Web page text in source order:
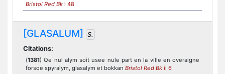
Bristol Red Bk i 48
[GLASALUM]
S.
Citations:
(1381) Qe nul alym soit usee nule part en la ville en overaigne
forsqe spyralym, glasalym et bokkan Bristol Red Bk ii 6